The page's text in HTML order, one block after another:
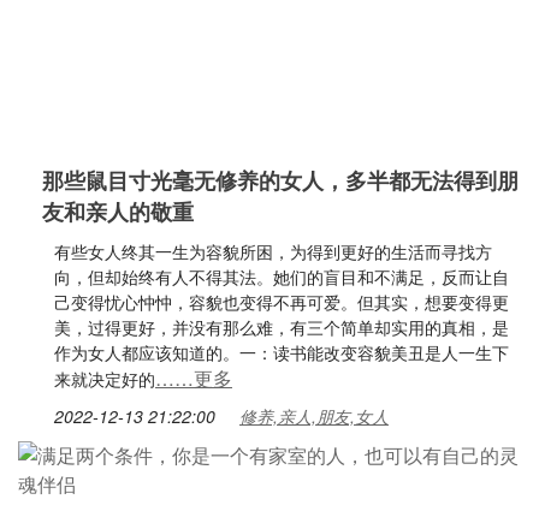
那些鼠目寸光毫无修养的女人，多半都无法得到朋
友和亲人的敬重
有些女人终其一生为容貌所困，为得到更好的生活而寻找方
向，但却始终有人不得其法。她们的盲目和不满足，反而让自
己变得忧心忡忡，容貌也变得不再可爱。但其实，想要变得更
美，过得更好，并没有那么难，有三个简单却实用的真相，是
作为女人都应该知道的。一：读书能改变容貌美丑是人一生下
来就决定好的……更多
2022-12-13 21:22:00 修养,亲人,朋友,女人